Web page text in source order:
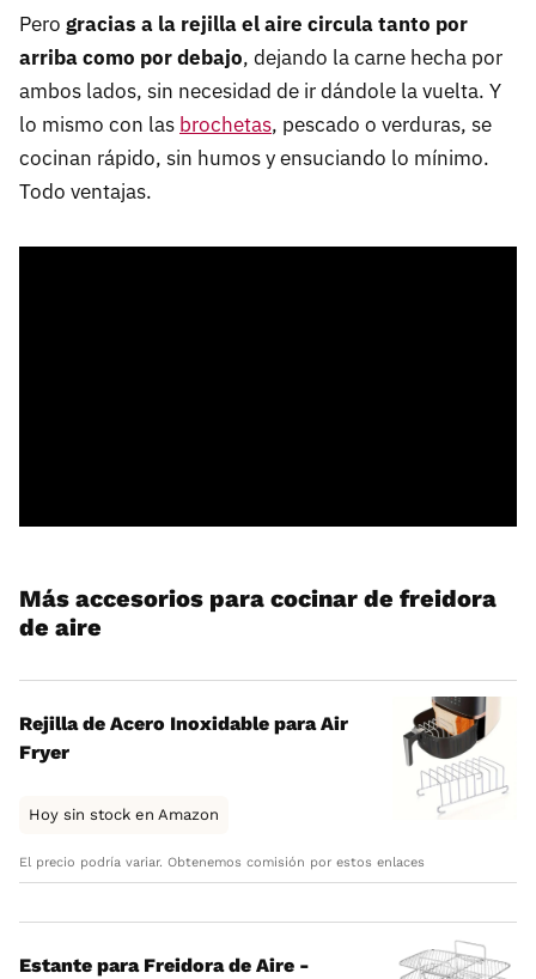
Pero gracias a la rejilla el aire circula tanto por
arriba como por debajo, dejando la carne hecha por
ambos lados, sin necesidad de ir dándole la vuelta. Y
lo mismo con las brochetas, pescado o verduras, se
cocinan rápido, sin humos y ensuciando lo mínimo.
Todo ventajas.
Más accesorios para cocinar de freidora
de aire
Rejilla de Acero Inoxidable para Air
Fryer
Hoy sin stock en Amazon
El precio podría variar. Obtenemos comisión por estos enlaces
Estante para Freidora de Aire -